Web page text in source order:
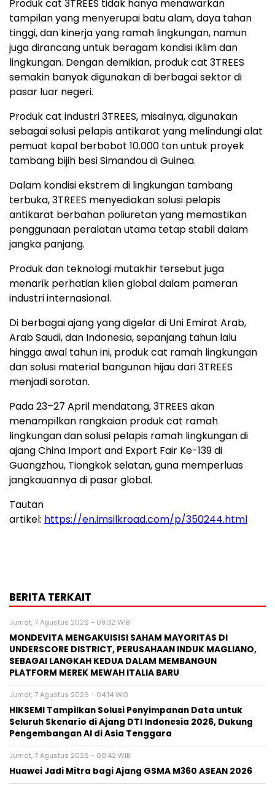
Produk cat 3TREES tidak hanya menawarkan
tampilan yang menyerupai batu alam, daya tahan
tinggi, dan kinerja yang ramah lingkungan, namun
juga dirancang untuk beragam kondisi iklim dan
lingkungan. Dengan demikian, produk cat 3TREES
semakin banyak digunakan di berbagai sektor di
pasar luar negeri.
Produk cat industri 3TREES, misalnya, digunakan
sebagai solusi pelapis antikarat yang melindungi alat
pemuat kapal berbobot 10.000 ton untuk proyek
tambang bijih besi Simandou di Guinea.
Dalam kondisi ekstrem di lingkungan tambang
terbuka, 3TREES menyediakan solusi pelapis
antikarat berbahan poliuretan yang memastikan
penggunaan peralatan utama tetap stabil dalam
jangka panjang.
Produk dan teknologi mutakhir tersebut juga
menarik perhatian klien global dalam pameran
industri internasional.
Di berbagai ajang yang digelar di Uni Emirat Arab,
Arab Saudi, dan Indonesia, sepanjang tahun lalu
hingga awal tahun ini, produk cat ramah lingkungan
dan solusi material bangunan hijau dari 3TREES
menjadi sorotan.
Pada 23–27 April mendatang, 3TREES akan
menampilkan rangkaian produk cat ramah
lingkungan dan solusi pelapis ramah lingkungan di
ajang China Import and Export Fair Ke-139 di
Guangzhou, Tiongkok selatan, guna memperluas
jangkauannya di pasar global.
Tautan
artikel: https://en.imsilkroad.com/p/350244.html
BERITA TERKAIT
Jumat, 7 Agustus 2026 - 09:32 WIB
MONDEVITA MENGAKUISISI SAHAM MAYORITAS DI
UNDERSCORE DISTRICT, PERUSAHAAN INDUK MAGLIANO,
SEBAGAI LANGKAH KEDUA DALAM MEMBANGUN
PLATFORM MEREK MEWAH ITALIA BARU
Jumat, 7 Agustus 2026 - 04:14 WIB
HIKSEMI Tampilkan Solusi Penyimpanan Data untuk
Seluruh Skenario di Ajang DTI Indonesia 2026, Dukung
Pengembangan AI di Asia Tenggara
Jumat, 7 Agustus 2026 - 00:42 WIB
Huawei Jadi Mitra bagi Ajang GSMA M360 ASEAN 2026